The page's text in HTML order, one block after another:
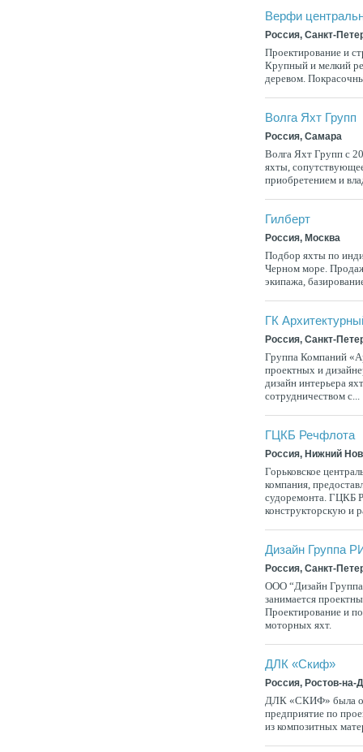
Верфи
Россия, Санкт-
Проектирование и
Крупный и мелкий
деревом.
Волга Яхт Групп
Россия, Самара
Волга Яхт Групп с
яхты,
приобретением и
Гилберт
Россия, Москва
Подбор яхты по
Черном море.
экипажа,
ГК
Россия, Санкт-
Группа Компаний
проектных и
дизайн интерьера
сотрудничеством с...
ГЦКБ Речфлота
Россия, Нижний
Горьковское
компания,
судоремонта. ГЦКБ
конструкторскую и
Дизайн Группа
Россия, Санкт-
ООО “Дизайн
занимается
Проектирование и
моторных яхт.
ДЛК «Скиф»
Россия, Ростов-на-
ДЛК «СКИФ» была
предприятие по
из композитных